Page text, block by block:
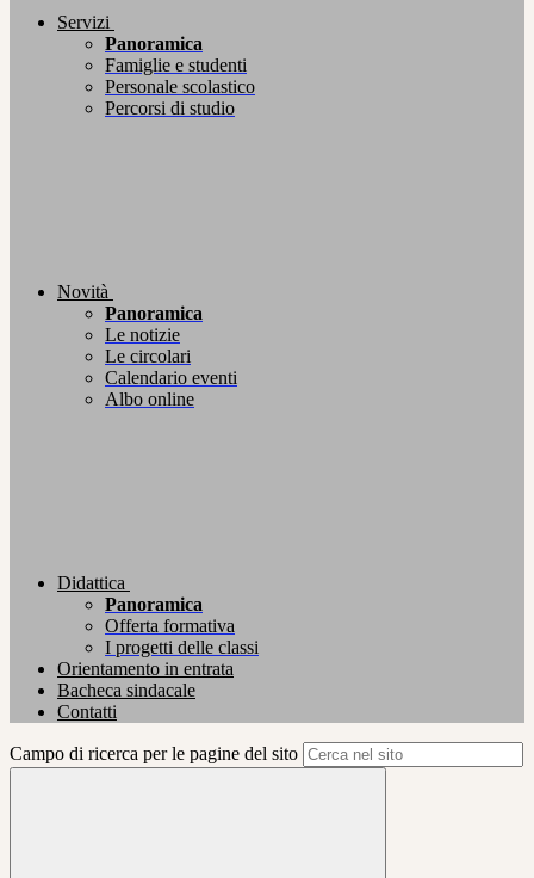
Servizi
Panoramica
Famiglie e studenti
Personale scolastico
Percorsi di studio
Novità
Panoramica
Le notizie
Le circolari
Calendario eventi
Albo online
Didattica
Panoramica
Offerta formativa
I progetti delle classi
Orientamento in entrata
Bacheca sindacale
Contatti
Campo di ricerca per le pagine del sito